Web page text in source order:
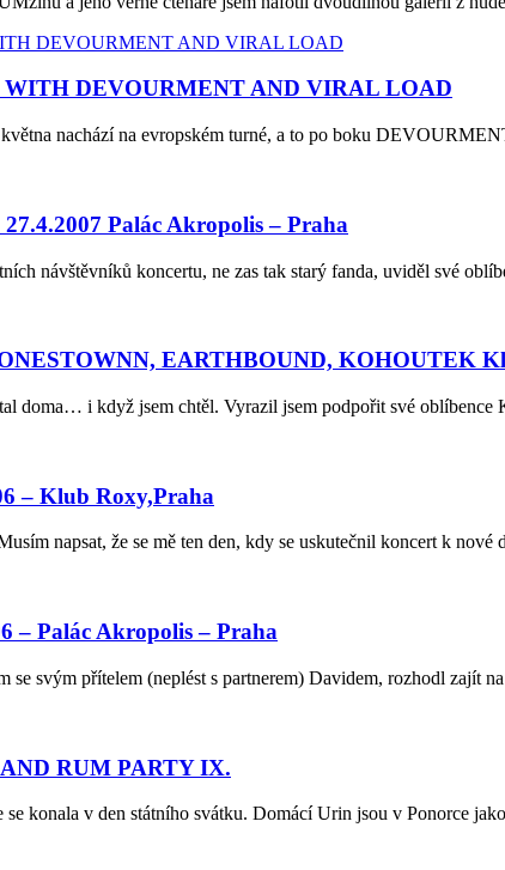
WITH DEVOURMENT AND VIRAL LOAD
nachází na evropském turné, a to po boku
Palác Akropolis – Praha
návštěvníků koncertu, ne zas tak starý fanda, uviděl své
EARTHBOUND, KOHOUTEK
doma… i když jsem chtěl. Vyrazil jsem podpořit své
– Klub Roxy,Praha
napsat, že se mě ten den, kdy se uskutečnil koncert k
– Palác Akropolis – Praha
se svým přítelem (neplést s partnerem) Davidem, rozhodl zajít
RUM PARTY IX.
konala v den státního svátku. Domácí Urin jsou v Ponorce